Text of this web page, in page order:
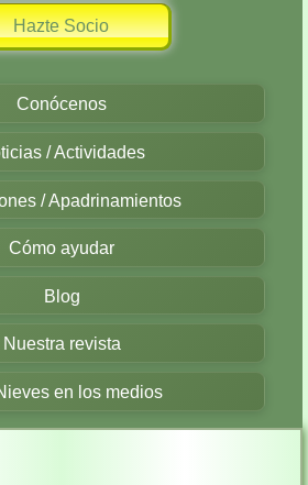
Hazte Socio
Conócenos
/ Actividades
/ Apadrinamientos
Cómo ayudar
Blog
Nuestra revista
en los medios